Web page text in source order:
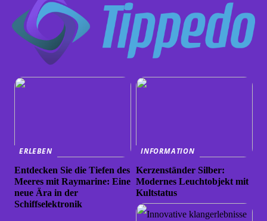
ERLEBEN
Entdecken Sie die Tiefen des
Meeres mit Raymarine: Eine
neue Ära in der
Schiffselektronik
INFORMATION
Kerzenständer Silber:
Modernes Leuchtobjekt mit
Kultstatus